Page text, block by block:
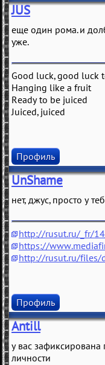
JUS
еще один рома. и
уже.
Good luck, good luck
Hanging like a fruit
Ready to be juiced
Juiced, juiced
Профиль
UnShame
нет, джус, просто у
http://rusut.ru/_fr/
https://
http://rusut.ru/files/
Профиль
Antill
у вас
личности